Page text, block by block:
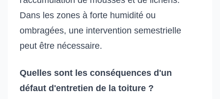
Dans les zones à forte humidité ou
ombragées, une intervention semestrielle
peut être nécessaire.
Quelles sont les conséquences d'un
défaut d'entretien de la toiture ?